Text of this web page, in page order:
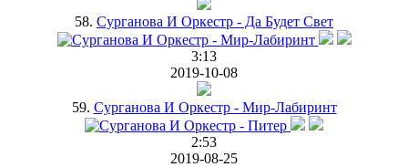
58. Сурганова И Оркестр - Да Будет Свет
3:13
2019-10-08
59. Сурганова И Оркестр - Мир-Лабиринт
2:53
2019-08-25